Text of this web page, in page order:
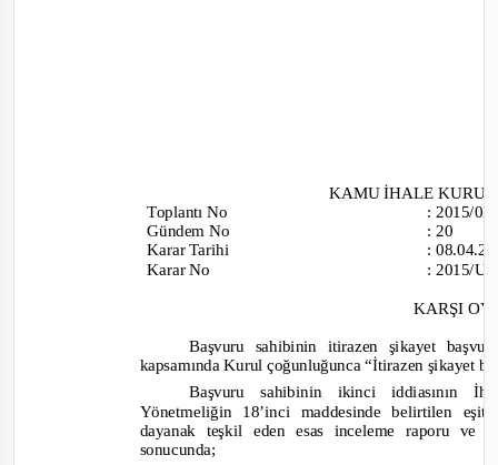
KAMU İHALE
ToplantıNo
Gündem No
Karar Tarihi
Karar No
: 2015/
: 20
:
: 2015/
KARŞI
Başvuru sahibinin itirazen şikayet
kapsamında Kurul çoğunluğunca“İtirazen şikayet
Başvuru sahibinin ikinci iddiasının
Yönetmeliğin 18’inci maddesinde belirtilen
dayanak teşkil eden esas inceleme raporu
sonucunda;